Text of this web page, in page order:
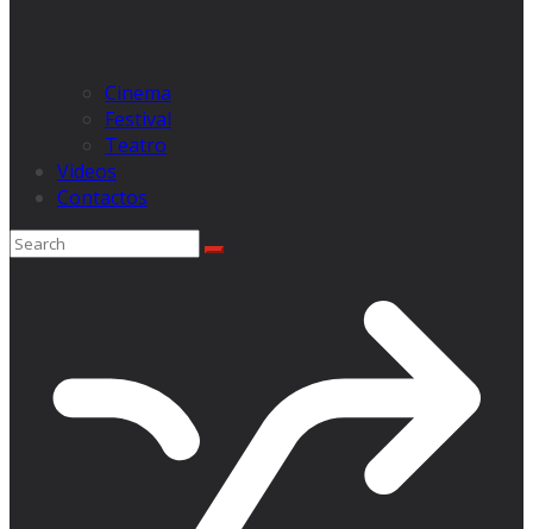
Cinema
Festival
Teatro
Videos
Contactos